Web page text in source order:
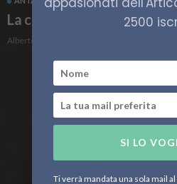
La corsa ai laghi subglaciali
Alberto Muzzi
2500
SI LO
Ti verrà mandata una sola mail